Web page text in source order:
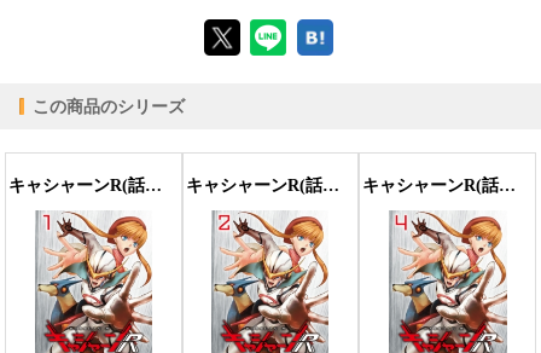
【PC版ConTenDoビューア】
【モバイルビューア】
この商品のシリーズ
キャシャーンR(話売り) #1 キャシャーンR(話売り) #2 キャシャーンR(話売り) #4